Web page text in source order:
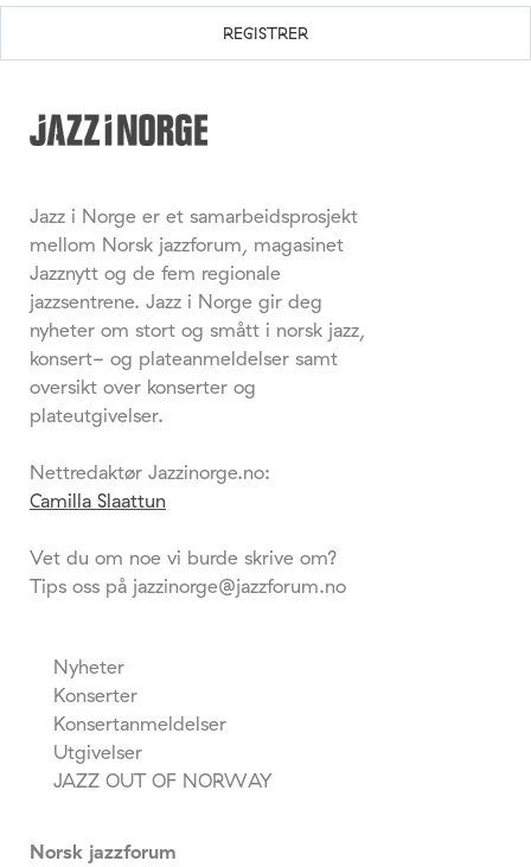
Jazz i Norge er et samarbeidsprosjekt
mellom Norsk jazzforum, magasinet
Jazznytt og de fem regionale
jazzsentrene. Jazz i Norge gir deg
nyheter om stort og smått i norsk jazz,
konsert- og plateanmeldelser samt
oversikt over konserter og
plateutgivelser.
Nettredaktør Jazzinorge.no:
Camilla Slaattun
Vet du om noe vi burde skrive om?
Tips oss på jazzinorge@jazzforum.no
Nyheter
Konserter
Konsertanmeldelser
Utgivelser
JAZZ OUT OF NORWAY
Norsk jazzforum